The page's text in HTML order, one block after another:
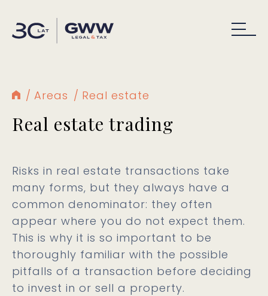
Areas Real estate
Real estate trading
Risks in real estate transactions take
many forms, but they always have a
common denominator: they often
appear where you do not expect them.
This is why it is so important to be
thoroughly familiar with the possible
pitfalls of a transaction before deciding
to invest in or sell a property.